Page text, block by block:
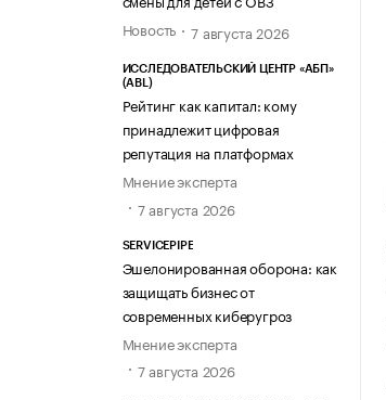
Новость
7 августа 2026
ИССЛЕДОВАТЕЛЬСКИЙ ЦЕНТР «АБП»
(ABL)
Рейтинг как капитал: кому
принадлежит цифровая
репутация на платформах
Мнение эксперта
7 августа 2026
SERVICEPIPE
Эшелонированная оборона: как
защищать бизнес от
современных киберугроз
Мнение эксперта
7 августа 2026